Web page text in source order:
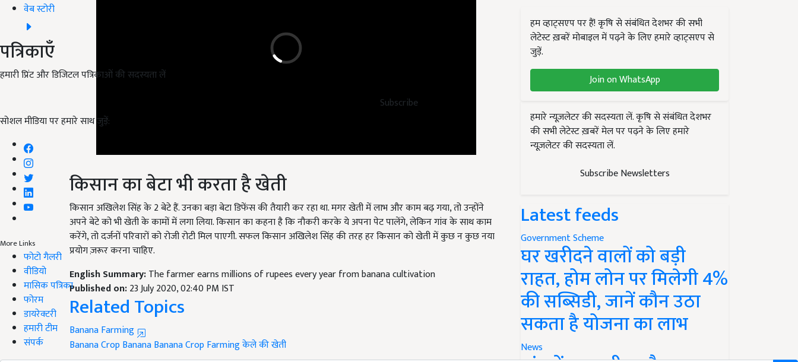
वेब स्टोरी
पत्रिकाएँ
हमारी प्रिंट और डिजिटल पत्रिकाओं की सदस्यता लें
Subscribe
सोशल मीडिया पर हमारे साथ जुड़ें:
More Links
फोटो गैलरी
वीडियो
मासिक पत्रिका
फोरम
डायरेक्टरी
हमारी टीम
संपर्क
किसान का बेटा भी करता है खेती
किसान अखिलेश सिंह के 2 बेटे हैं. उनका बड़ा बेटा डिफेंस की तैयारी कर रहा था. मगर खेती में लाभ और काम बढ़ गया, तो उन्होंने
अपने बेटे को भी खेती के कामों में लगा लिया. किसान का कहना है कि नौकरी करके ये अपना पेट पालेंगे, लेकिन गांव के साथ काम
करेंगे, तो दर्जनों परिवारों को रोजी रोटी मिल पाएगी. सफल किसान अखिलेश सिंह की तरह हर किसान को खेती में कुछ न कुछ नया
प्रयोग ज़रूर करना चाहिए.
Published on:23 July 2020, 02:40 PM IST
Related Topics
Banana Farming
Banana CropBanana
हम व्हाट्सएप पर हैं! कृषि से संबंधित देशभर की सभी
लेटेस्ट ख़बरें मोबाइल में पढ़ने के लिए हमारे व्हाट्सएप से
जुड़ें.
Join on WhatsApp
हमारे न्यूज़लेटर की सदस्यता लें. कृषि से संबंधित देशभर
की सभी लेटेस्ट ख़बरें मेल पर पढ़ने के लिए हमारे
न्यूज़लेटर की सदस्यता लें.
Subscribe Newsletters
Latest feeds
Government Scheme
घर खरीदने वालों को बड़ी
राहत, होम लोन पर मिलेगी 4%
की सब्सिडी, जानें कौन उठा
सकता है योजना का लाभ
News